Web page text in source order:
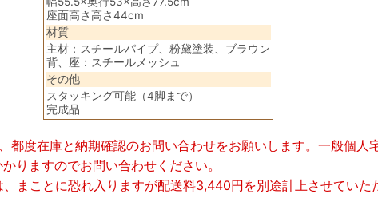
座面高さ高さ44cm
材質
主材：スチールパイプ、粉黛塗装、ブラウン
背、座：スチールメッシュ
その他
スタッキング可能（4脚まで）
完成品
都度在庫と納期確認のお問い合わせをお願いします。一般個人
りますのでお問い合わせください。
まことに恐れ入りますが配送料3,440円を別途計上させていた